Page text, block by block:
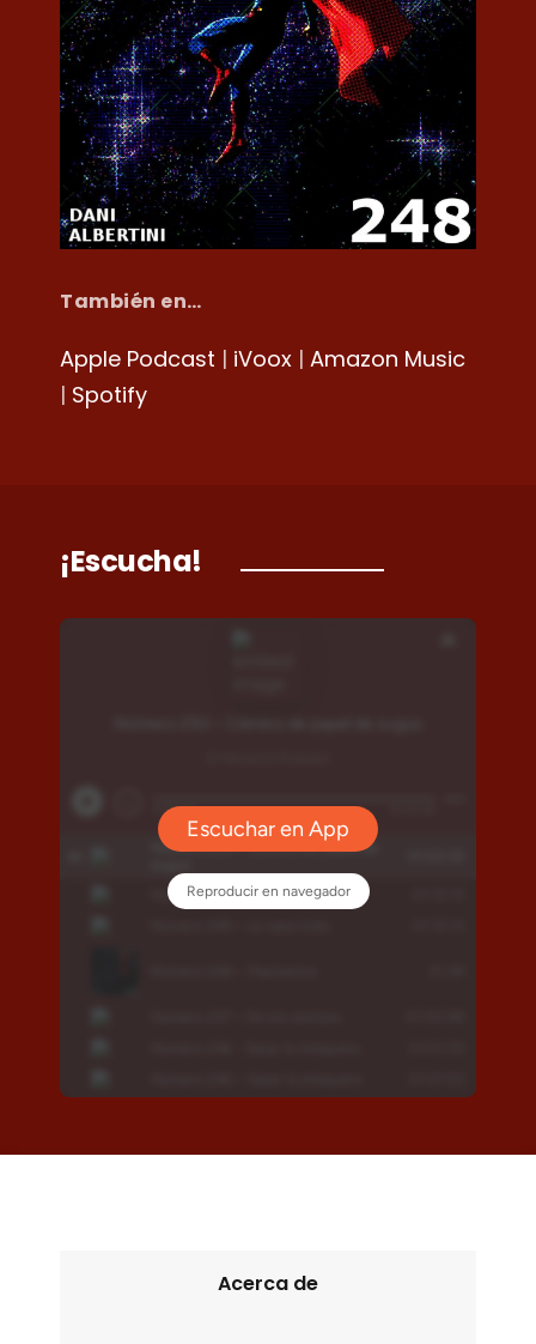
También en…
Apple Podcast | iVoox | Amazon Music
| Spotify
¡Escucha!
Acerca de